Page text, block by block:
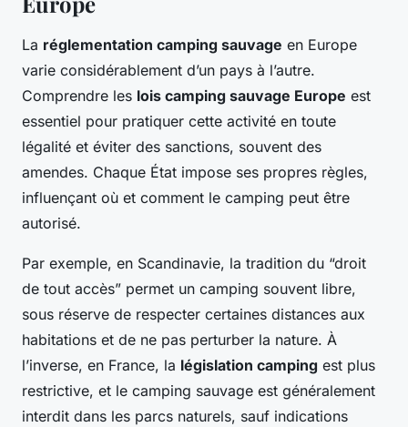
La réglementation camping sauvage en Europe
varie considérablement d’un pays à l’autre.
Comprendre les lois camping sauvage Europe est
essentiel pour pratiquer cette activité en toute
légalité et éviter des sanctions, souvent des
amendes. Chaque État impose ses propres règles,
influençant où et comment le camping peut être
autorisé.
Par exemple, en Scandinavie, la tradition du “droit
de tout accès” permet un camping souvent libre,
sous réserve de respecter certaines distances aux
habitations et de ne pas perturber la nature. À
l’inverse, en France, la législation camping est plus
restrictive, et le camping sauvage est généralement
interdit dans les parcs naturels, sauf indications